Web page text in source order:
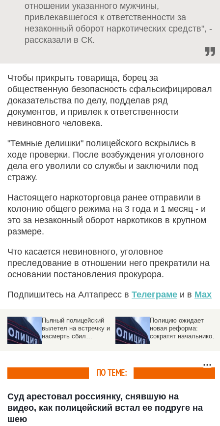
отношении указанного мужчины,
привлекавшегося к ответственности за
незаконный оборот наркотических средств", -
рассказали в СК.
Чтобы прикрыть товарища, борец за
общественную безопасность сфальсифицировал
доказательства по делу, подделав ряд
документов, и привлек к ответственности
невиновного человека.
"Темные делишки" полицейского вскрылись в
ходе проверки. После возбуждения уголовного
дела его уволили со службы и заключили под
стражу.
Настоящего наркоторговца ранее отправили в
колонию общего режима на 3 года и 1 месяц - и
это за незаконный оборот наркотиков в крупном
размере.
Что касается невиновного, уголовное
преследование в отношении него прекратили на
основании постановления прокурора.
Подпишитесь на Алтапресс в Телеграме и в Max
Пьяный полицейский
вылетел на встречку и
насмерть сбил
Полицию ожидает
новая реформа:
сократят начальников
ПО ТЕМЕ:
Суд арестовал россиянку, снявшую на
видео, как полицейский встал ее подруге на
шею